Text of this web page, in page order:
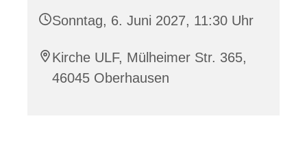
Sonntag, 6. Juni 2027, 11:30 Uhr
Kirche ULF, Mülheimer Str. 365,
46045 Oberhausen